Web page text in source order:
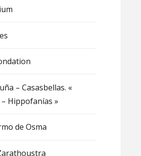
– Casasbellas. «
Hippofanías »
de Osma